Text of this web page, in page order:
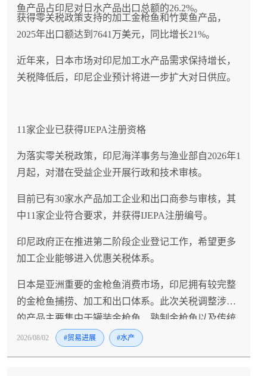
鱼产品占印尼对日水产品出口总额的26.2%。
获得零关税政策支持的加工金枪鱼和竹荚鱼产品，
2025年出口额达到7641万美元，同比增长21%。
近年来，日本市场对印尼加工水产品需求保持增长，
关税降低后，印尼企业预计将进一步扩大对日供应。
11家企业已获得IJEPA注册资格
为落实零关税政策，印尼海洋事务与渔业部自2026年1
月起，对潜在受益企业开展行政和技术审核。
目前已有30家水产品加工企业和出口商参与审核，其
中11家企业符合要求，并获得IJEPA注册编号。
印尼政府正在推进第二阶段企业登记工作，希望更多
加工企业能够进入优惠关税体系。
日本是亚洲重要的金枪鱼消费市场，印尼拥有较完整
的金枪鱼捕捞、加工和出口体系。此次关税调整涉及
的产品主要集中于罐装金枪鱼、熟制金枪鱼以及传统
加工产品，将直接影响印尼加工企业对日出口成本。
2026/08/02 #贸易进展 #水产